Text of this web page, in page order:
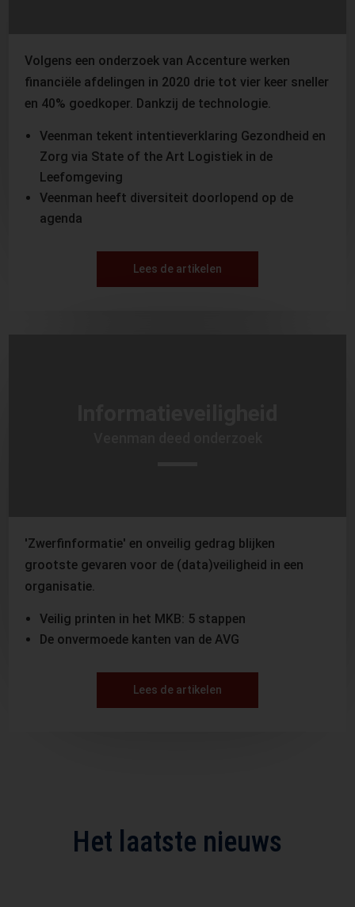
Volgens een onderzoek van Accenture werken
financiële afdelingen in 2020 drie tot vier keer sneller
en 40% goedkoper. Dankzij de technologie.
Veenman tekent intentieverklaring Gezondheid en
Zorg via State of the Art Logistiek in de
Leefomgeving
Veenman heeft diversiteit doorlopend op de
agenda
Lees de artikelen
'Zwerfinformatie' en onveilig gedrag blijken
grootste gevaren voor de (data)veiligheid in een
organisatie.
Veilig printen in het MKB: 5 stappen
De onvermoede kanten van de AVG
Lees de artikelen
Het laatste nieuws